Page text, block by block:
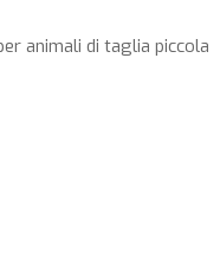
animali di taglia piccola